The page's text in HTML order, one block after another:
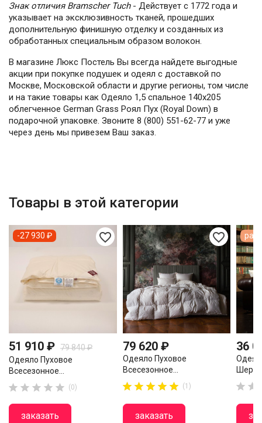
Знак отличия Bramscher Tuch- Действует с 1772 года и
указывает на эксклюзивность тканей, прошедших
дополнительную финишную отделку и созданных из
обработанных специальным образом волокон.
В магазине Люкс Постель Вы всегда найдете выгодные
акции при покупке подушек и одеял с доставкой по
Москве, Московской области и другие регионы, том числе
и на такие товары как Одеяло 1,5 спальное 140х205
облегченное German Grass Роял Пух (Royal Down) в
подарочной упаковке. Звоните 8 (800) 551-62-77 и уже
через день мы привезем Ваш заказ.
Товары в этой категории
favorite_border
51 910 ₽ 79 840 ₽
Одеяло Пуховое
Всесезонное...
     (0)
заказать
-27 930 ₽ favorite_border
79 620 ₽
Одеяло Пуховое
Всесезонное...

 (1)
заказать
36
 